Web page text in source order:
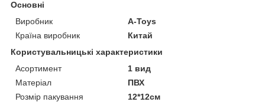
Основні
Виробник
A-Toys
Країна виробник
Китай
Користувальницькі характеристики
Асортимент
1 вид
Матеріал
ПВХ
Розмір пакування
12*12см